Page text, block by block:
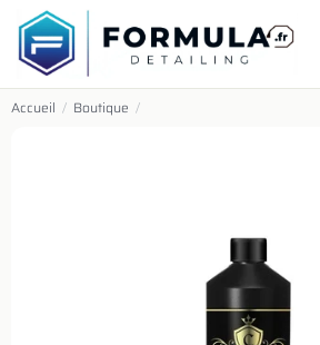
SE RENDRE AU CONTENU
Accueil / Boutique /